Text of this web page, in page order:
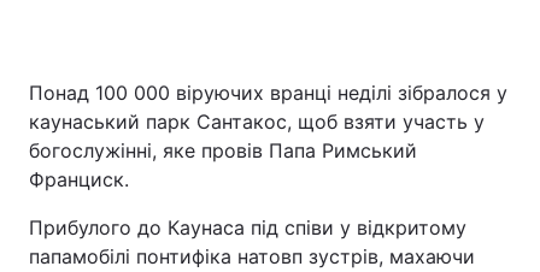
Понад 100 000 віруючих вранці неділі зібралося у
каунаський парк Сантакос, щоб взяти участь у
богослужінні, яке провів Папа Римський
Франциск.
Прибулого до Каунаса під співи у відкритому
папамобілі понтифіка натовп зустрів, махаючи